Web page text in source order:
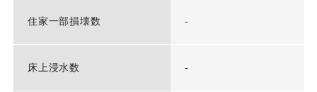
住家一部損壊数 -
床上浸水数 -